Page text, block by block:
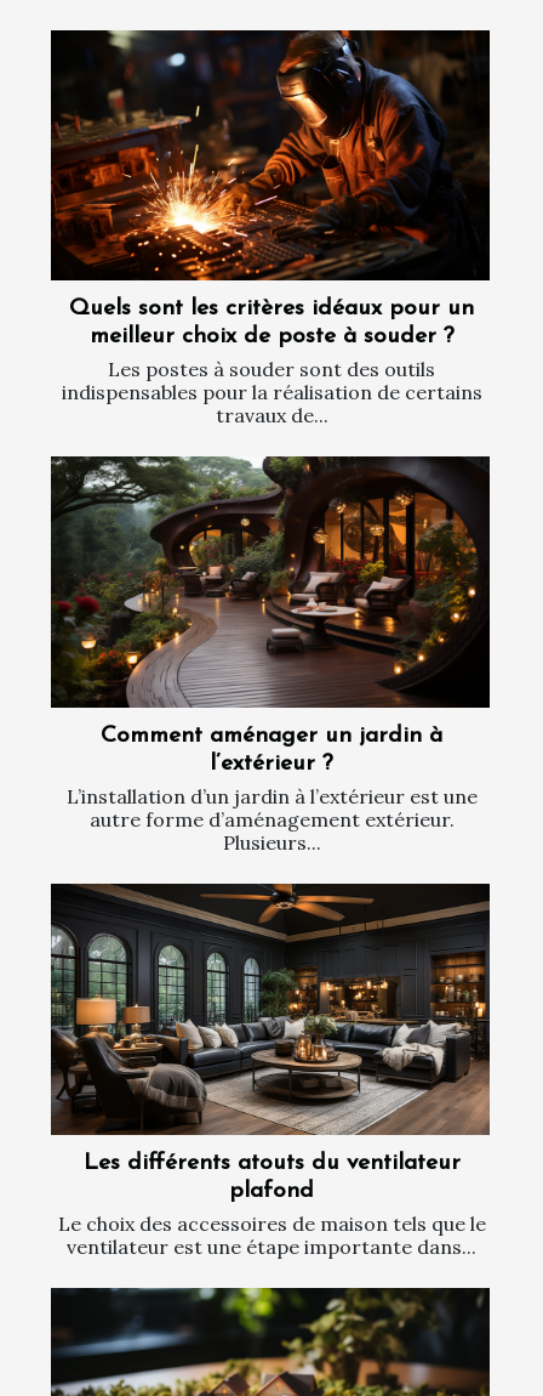
Quels sont les critères idéaux pour un
meilleur choix de poste à souder ?
Les postes à souder sont des outils
indispensables pour la réalisation de certains
travaux de...
Comment aménager un jardin à
l’extérieur ?
L’installation d’un jardin à l’extérieur est une
autre forme d’aménagement extérieur.
Plusieurs...
Les différents atouts du ventilateur
plafond
Le choix des accessoires de maison tels que le
ventilateur est une étape importante dans...